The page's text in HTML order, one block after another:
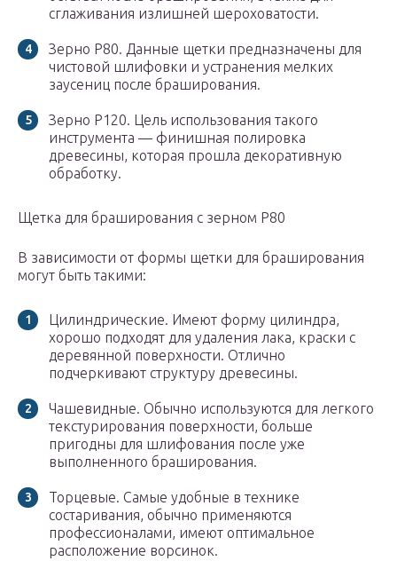
сглаживания излишней шероховатости.
Зерно Р80. Данные щетки предназначены для
чистовой шлифовки и устранения мелких
заусениц после браширования.
Зерно Р120. Цель использования такого
инструмента — финишная полировка
древесины, которая прошла декоративную
обработку.
Щетка для браширования с зерном P80
В зависимости от формы щетки для браширования
могут быть такими:
Цилиндрические. Имеют форму цилиндра,
хорошо подходят для удаления лака, краски с
деревянной поверхности. Отлично
подчеркивают структуру древесины.
Чашевидные. Обычно используются для легкого
текстурирования поверхности, больше
пригодны для шлифования после уже
выполненного браширования.
Торцевые. Самые удобные в технике
состаривания, обычно применяются
профессионалами, имеют оптимальное
расположение ворсинок.